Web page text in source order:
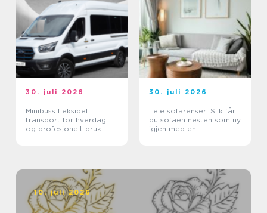
30. juli 2026
Minibuss fleksibel
transport for hverdag
og profesjonelt bruk
30. juli 2026
Leie sofarenser: Slik får
du sofaen nesten som ny
igjen med en
10. juli 2026